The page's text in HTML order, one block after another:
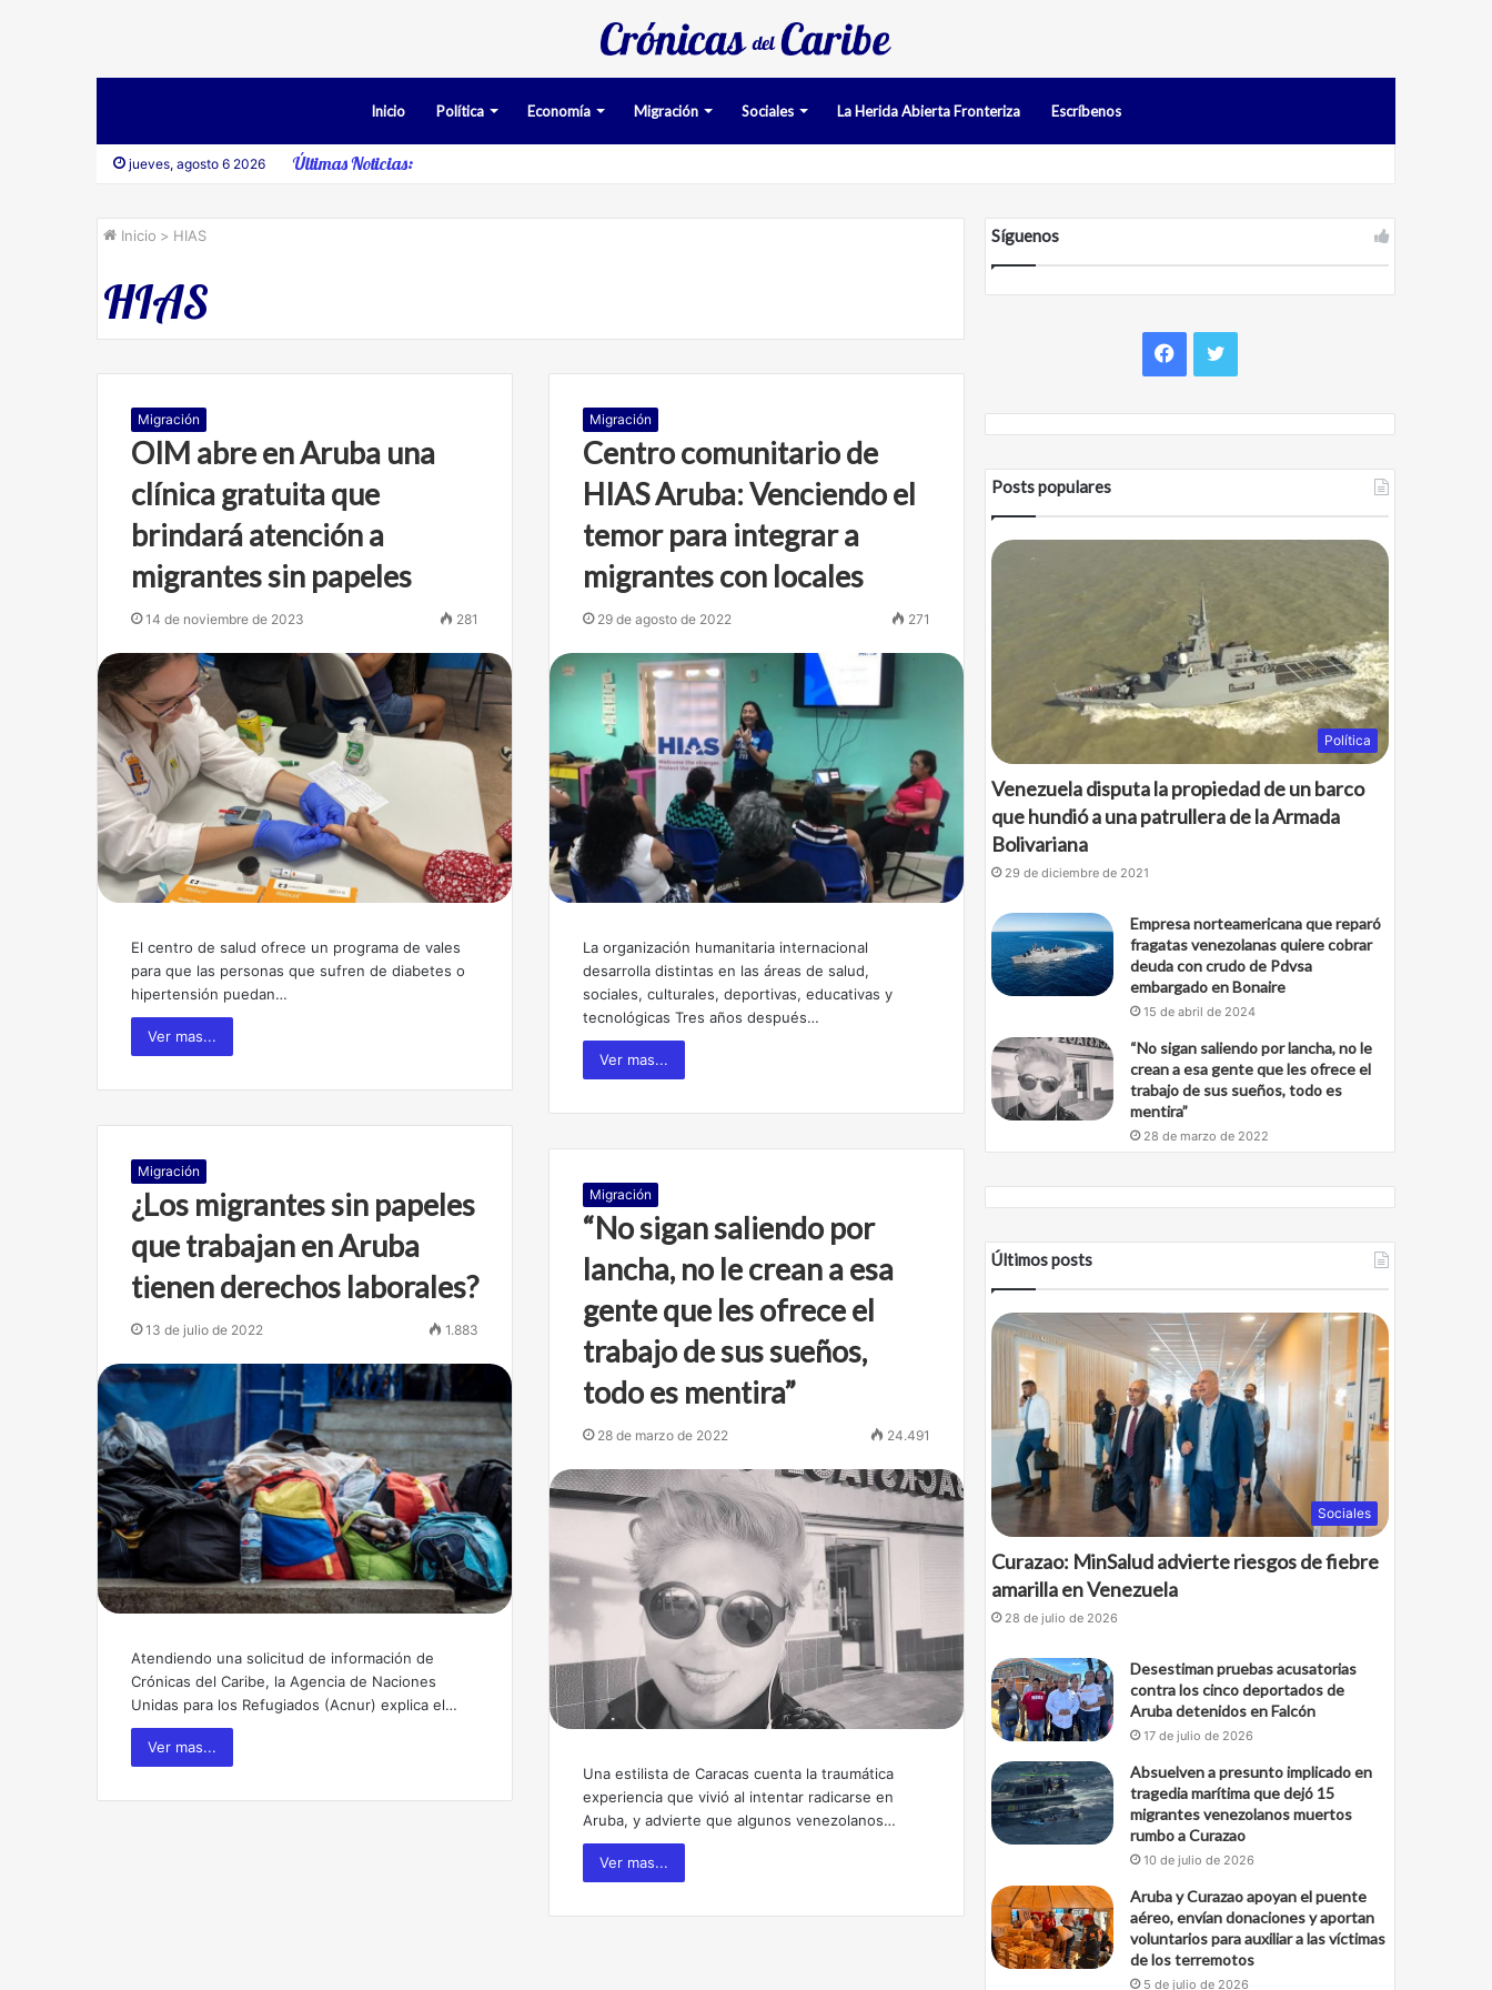
Inicio Política Economía Migración Sociales La Herida Abierta Fronteriza Escríbenos
jueves, agosto 6 2026 Últimas Noticias:
Inicio > HIAS
HIAS
Migración
OIM abre en Aruba una
clínica gratuita que
brindará atención a
migrantes sin papeles
14 de noviembre de 2023 281
El centro de salud ofrece un programa de vales
para que las personas que sufren de diabetes o
hipertensión puedan…
Ver mas...
Migración
Centro comunitario de
HIAS Aruba: Venciendo el
temor para integrar a
migrantes con locales
29 de agosto de 2022 271
La organización humanitaria internacional
desarrolla distintas en las áreas de salud,
sociales, culturales, deportivas, educativas y
tecnológicas Tres años después…
Ver mas...
Migración
¿Los migrantes sin papeles
que trabajan en Aruba
tienen derechos laborales?
13 de julio de 2022 1.883
Atendiendo una solicitud de información de
Crónicas del Caribe, la Agencia de Naciones
Unidas para los Refugiados (Acnur) explica el…
Ver mas...
Migración
“No sigan saliendo por
lancha, no le crean a esa
gente que les ofrece el
trabajo de sus sueños,
todo es mentira”
28 de marzo de 2022 24.491
Una estilista de Caracas cuenta la traumática
experiencia que vivió al intentar radicarse en
Aruba, y advierte que algunos venezolanos…
Ver mas...
Síguenos
b
o
k
t
Posts populares
Política
Venezuela disputa la propiedad de un barco
que hundió a una patrullera de la Armada
Bolivariana
29 de diciembre de 2021
Empresa norteamericana que reparó
fragatas venezolanas quiere cobrar
deuda con crudo de Pdvsa
embargado en Bonaire
15 de abril de 2024
“No sigan saliendo por lancha, no le
crean a esa gente que les ofrece el
trabajo de sus sueños, todo es
mentira”
28 de marzo de 2022
Últimos posts
Sociales
Curazao: MinSalud advierte riesgos de fiebre
amarilla en Venezuela
28 de julio de 2026
Desestiman pruebas acusatorias
contra los cinco deportados de
Aruba detenidos en Falcón
17 de julio de 2026
Absuelven a presunto implicado en
tragedia marítima que dejó 15
migrantes venezolanos muertos
rumbo a Curazao
10 de julio de 2026
Aruba y Curazao apoyan el puente
aéreo, envían donaciones y aportan
voluntarios para auxiliar a las víctimas
de los terremotos
5 de julio de 2026